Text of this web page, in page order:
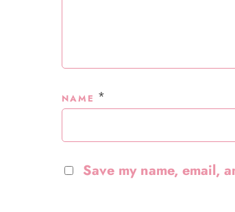
NAME *
Save my name, email,